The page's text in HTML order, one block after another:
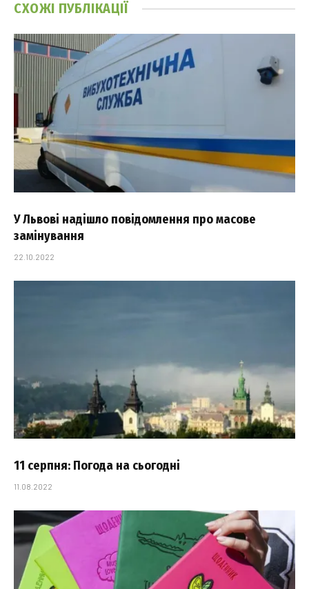
СХОЖІ ПУБЛІКАЦІЇ
У Львові надішло повідомлення про масове
замінування
22.10.2022
11 серпня: Погода на сьогодні
11.08.2022